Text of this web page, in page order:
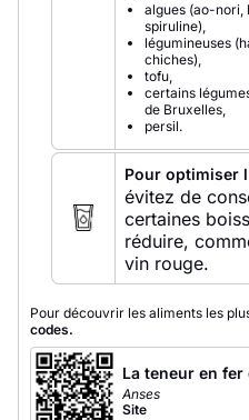
algues (ao-nori,
spiruline),
légumineuses
chiches),
tofu,
certains
de Bruxelles,
persil.
Pour optimiser
évitez de
certaines
réduire,
vin rouge.
Pour découvrir les aliments les
codes.
La teneur en
Anses
Site